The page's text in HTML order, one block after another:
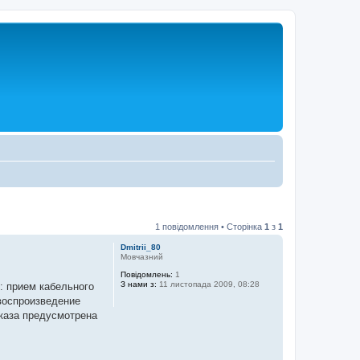
1 повідомлення • Сторінка 1 з 1
Dmitrii_80
Мовчазний
Повідомлень: 1
З нами з: 11 листопада 2009, 08:28
прием кабельного
предусмотрена